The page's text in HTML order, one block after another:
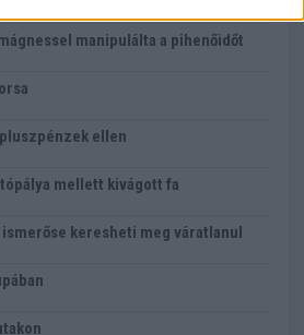
manipulálta a pihenőidőt
ellen
mellett kivágott fa
keresheti meg váratlanul